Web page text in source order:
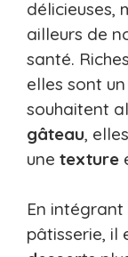
délicieuses,
ailleurs de
santé.
elles sont
souhaitent
gâteau,
une texture
En intégrant
pâtisserie, il